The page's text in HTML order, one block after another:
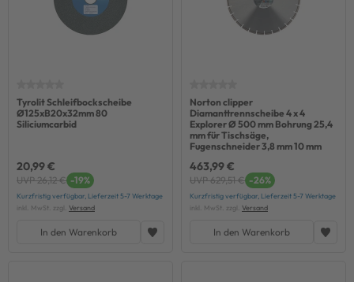
Tyrolit Schleifbockscheibe
Ø125xB20x32mm 80
Siliciumcarbid
20,99 €
UVP 26,12 € -19%
Kurzfristig verfügbar, Lieferzeit 5-7 Werktage
inkl. MwSt. zzgl. Versand
In den Warenkorb
Norton clipper
Diamanttrennscheibe 4 x 4
Explorer Ø 500 mm Bohrung 25,4
mm für Tischsäge,
Fugenschneider 3,8 mm 10 mm
463,99 €
UVP 629,51 € -26%
Kurzfristig verfügbar, Lieferzeit 5-7 Werktage
inkl. MwSt. zzgl. Versand
In den Warenkorb